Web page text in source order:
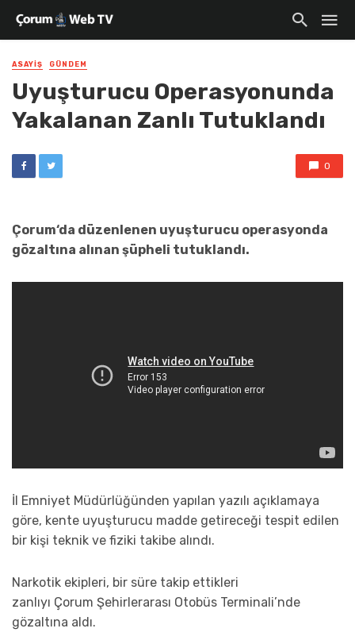
ASAYIŞ GÜNDEM
Uyuşturucu Operasyonunda
Yakalanan Zanlı Tutuklandı
0
Çorum‘da düzenlenen uyuşturucu operasyonda
gözaltına alınan şüpheli tutuklandı.
İl Emniyet Müdürlüğünden yapılan yazılı açıklamaya
göre, kente uyuşturucu madde getireceği tespit edilen
bir kişi teknik ve fiziki takibe alındı.
Narkotik ekipleri, bir süre takip ettikleri
zanlıyı Çorum Şehirlerarası Otobüs Terminali’nde
gözaltına aldı.